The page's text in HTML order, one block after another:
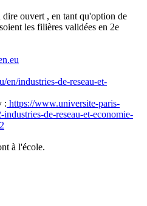
dire ouvert , en tant qu'option de
les filières validées en 2e
industries-de-reseau-et-
: https://www.universite-paris-
de-reseau-et-economie-
à l'école.